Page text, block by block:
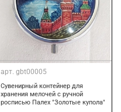
арт. gbt00005
Сувенирный контейнер для
хранения мелочей с ручной
росписью Палех "Золотые купола"